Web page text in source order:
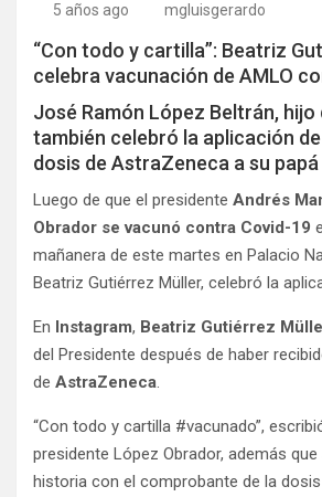
5 años ago mgluisgerardo
“Con todo y cartilla”: Beatriz
celebra vacunación de AMLO
José Ramón López Beltrán, hijo
también celebró la aplicación
dosis de AstraZeneca a su papá
Luego de que el presidente Andrés
Obrador se vacunó contra Covid-19
mañanera de este martes en Palacio
Beatriz Gutiérrez Müller, celebró la
En Instagram, Beatriz Gutiérrez
del Presidente después de haber
de AstraZeneca.
“Con todo y cartilla #vacunado”,
presidente López Obrador, además
historia con el comprobante de la